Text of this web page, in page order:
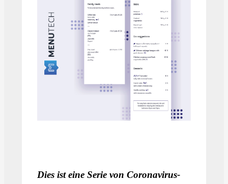
Dies ist eine Serie von Coronavirus-